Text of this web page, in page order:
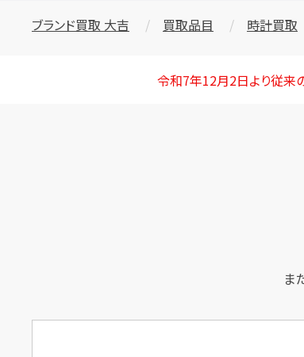
ブランド買取 大吉 買取品目 時計買取
令和7年12月2日より従来
ま